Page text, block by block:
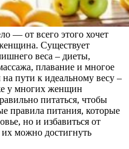
— от всего этого хочет
Существует
веса – диеты,
плавание и многое
пути к идеальному весу –
у многих женщин
питаться, чтобы
правила питания, которые
но и избавиться от
можно достигнуть